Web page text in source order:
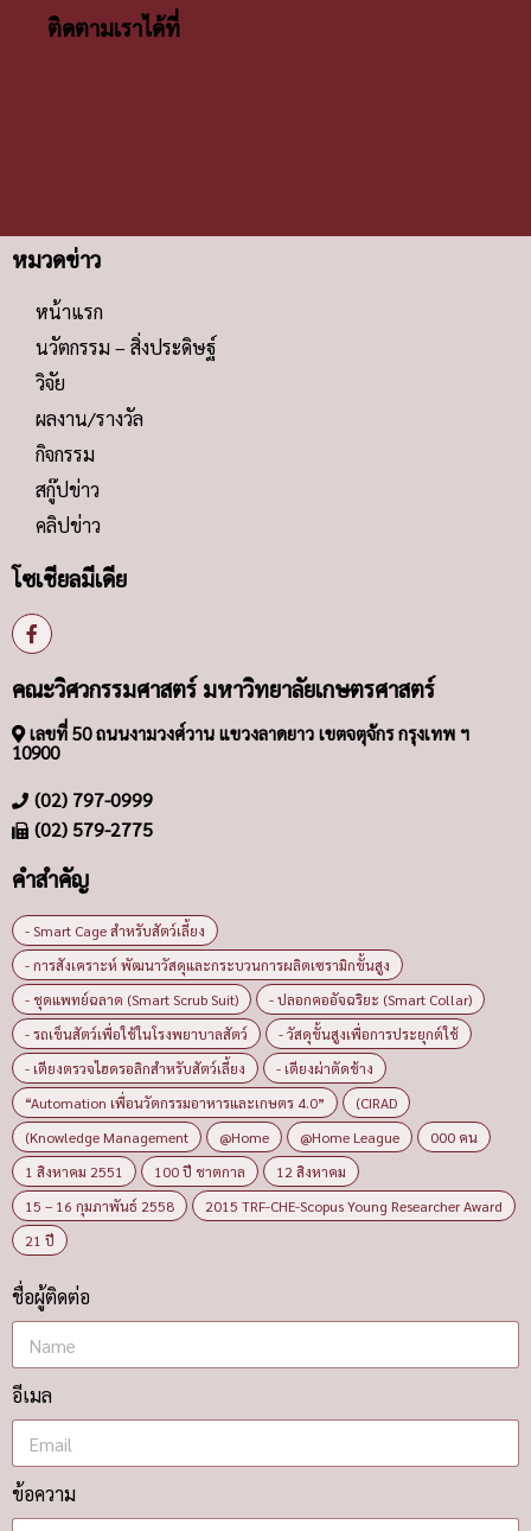
ติดตามเราได้ที่
หมวดข่าว
หน้าแรก
นวัตกรรม – สิ่งประดิษฐ์
วิจัย
ผลงาน/รางวัล
กิจกรรม
สกู๊ปข่าว
คลิปข่าว
โซเชียลมีเดีย
คณะวิศวกรรมศาสตร์ มหาวิทยาลัยเกษตรศาสตร์
เลขที่ 50 ถนนงามวงศ์วาน แขวงลาดยาว เขตจตุจักร กรุงเทพ ฯ
10900
(02) 797-0999
(02) 579-2775
คำสำคัญ
- Smart Cage สำหรับสัตว์เลี้ยง
- การสังเคราะห์ พัฒนาวัสดุและกระบวนการผลิตเซรามิกขั้นสูง
- ชุดแพทย์ฉลาด (Smart Scrub Suit)
- ปลอกคออัจฉริยะ (Smart Collar)
- รถเข็นสัตว์เพื่อใช้ในโรงพยาบาลสัตว์
- วัสดุขั้นสูงเพื่อการประยุกต์ใช้
- เตียงตรวจไฮดรอลิกสำหรับสัตว์เลี้ยง
- เตียงผ่าตัดช้าง
“Automation เพื่อนวัตกรรมอาหารและเกษตร 4.0”
(CIRAD
(Knowledge Management
@Home @Home League
000 คน
1 สิงหาคม 2551
100 ปี ชาตกาล
12 สิงหาคม
15 – 16 กุมภาพันธ์ 2558
2015 TRF-CHE-Scopus Young Researcher Award
21 ปี
ชื่อผู้ติดต่อ
อีเมล
ข้อความ